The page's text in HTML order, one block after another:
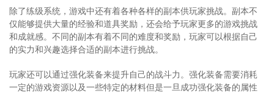
除了练级系统，游戏中还有着各种各样的副本供玩家挑战。副本不
仅能够提供大量的经验和道具奖励，还会给予玩家更多的游戏挑战
和成就感。不同的副本有着不同的难度和奖励，玩家可以根据自己
的实力和兴趣选择合适的副本进行挑战。
玩家还可以通过强化装备来提升自己的战斗力。强化装备需要消耗
一定的游戏资源以及一些特定的材料但是一旦成功强化装备的属性